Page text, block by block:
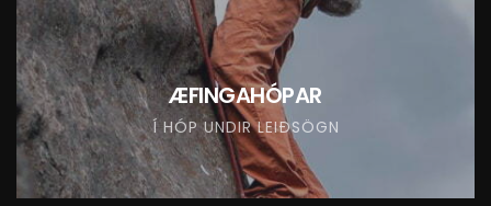
ÆFINGAHÓPAR
Í HÓP UNDIR LEIÐSÖGN